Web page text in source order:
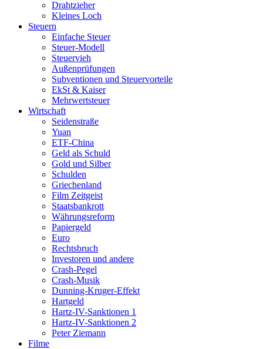
Drahtzieher
Kleines Loch
Steuern
Einfache Steuer
Steuer-Modell
Steuervieh
Außenprüfungen
Subventionen und Steuervorteile
EkSt & Kaiser
Mehrwertsteuer
Wirtschaft
Seidenstraße
Yuan
ETF-China
Geld als Schuld
Gold und Silber
Schulden
Griechenland
Film Zeitgeist
Staatsbankrott
Währungsreform
Papiergeld
Euro
Rechtsbruch
Investoren und andere
Crash-Pegel
Crash-Musik
Dunning-Kruger-Effekt
Hartgeld
Hartz-IV-Sanktionen 1
Hartz-IV-Sanktionen 2
Peter Ziemann
Filme